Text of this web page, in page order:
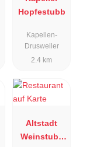
Hopfestubb
Kapellen-
Drusweiler
2.4 km
Altstadt
Weinstube